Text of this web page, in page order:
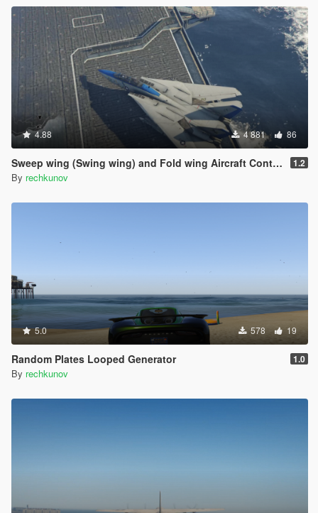
4.88 4 881 86
Sweep wing (Swing wing) and Fold wing Aircraft Control 1.2
By rechkunov
5.0 578 19
Random Plates Looped Generator 1.0
By rechkunov